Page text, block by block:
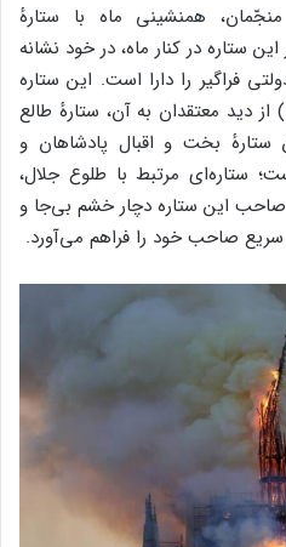
همنشینی ماه با ستارهٔ
ستاره در کنار ماه، در خود نشانه
فراگیر را دارا است. این ستاره
دید معتقدان به آن، ستارهٔ طالع
بخت و اقبال پادشاهان و
ستاره‌ای مرتبط با طلوع جلال،
این ستاره دچار خشم بی‌جا و
صاحب خود را فراهم می‌آورد.